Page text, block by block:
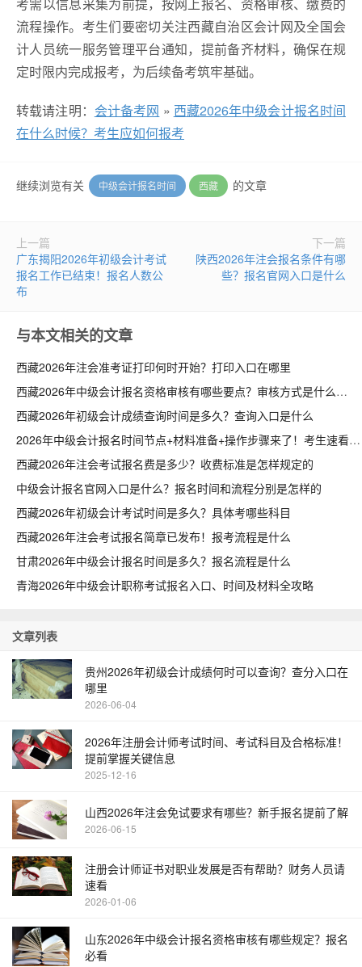
流程操作。考生们要密切关注西藏自治区会计网及全国会
计人员统一服务管理平台通知，提前备齐材料，确保在规
定时限内完成报考，为后续备考筑牢基础。
转载请注明： 会计备考网 » 西藏2026年中级会计报名时间
在什么时候？考生应如何报考
继续浏览有关 中级会计报名时间 西藏 的文章
上一篇
广东揭阳2026年初级会计考试
报名工作已结束！报名人数公
布
下一篇
陕西2026年注会报名条件有哪
些？报名官网入口是什么
与本文相关的文章
西藏2026年注会准考证打印何时开始？打印入口在哪里
西藏2026年中级会计报名资格审核有哪些要点？审核方式是什么
西藏2026年初级会计成绩查询时间是多久？查询入口是什么
2026年中级会计报名时间节点+材料准备+操作步骤来了！考生速看
西藏2026年注会考试报名费是多少？收费标准是怎样规定的
中级会计报名官网入口是什么？报名时间和流程分别是怎样的
西藏2026年初级会计考试时间是多久？具体考哪些科目
西藏2026年注会考试报名简章已发布！报考流程是什么
甘肃2026年中级会计报名时间是多久？报名流程是什么
青海2026年中级会计职称考试报名入口、时间及材料全攻略
文章列表
贵州2026年初级会计成绩何时可以查询？查分入口在
哪里
2026-06-04
2026年注册会计师考试时间、考试科目及合格标准！
提前掌握关键信息
2025-12-16
山西2026年注会免试要求有哪些？新手报名提前了解
2026-06-15
注册会计师证书对职业发展是否有帮助？财务人员请
速看
2026-01-06
山东2026年中级会计报名资格审核有哪些规定？报名
必看